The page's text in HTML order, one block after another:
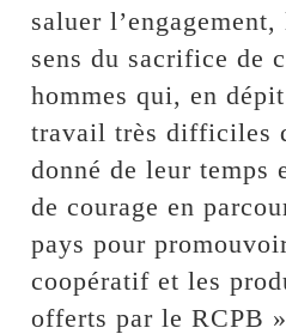
saluer
sens du sacrifice de
hommes qui, en
travail très difficiles
donné de leur temps
de courage en
pays pour
coopératif et les
offerts par le RCPB